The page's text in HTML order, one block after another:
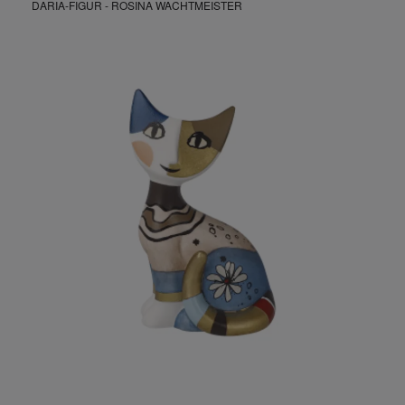
DARIA-FIGUR - ROSINA WACHTMEISTER